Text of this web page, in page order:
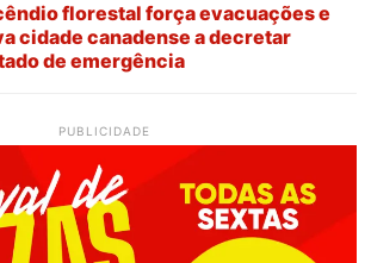
florestal força evacuações e
cidade canadense a decretar
de emergência
PUBLICIDADE